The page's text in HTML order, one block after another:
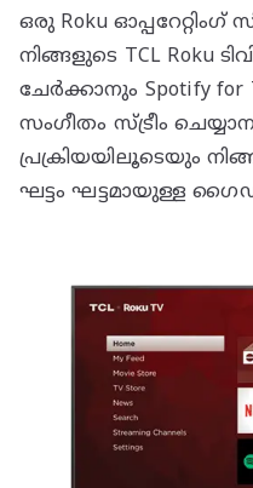
ഒരു Roku ഓപ്പറേറ്റിംഗ്
നിങ്ങളുടെ TCL Roku
ചേർക്കാനും Spotify for
സംഗീതം സ്ട്രീം
പ്രക്രിയയിലൂടെയും
ഘട്ടം ഘട്ടമായുള്ള